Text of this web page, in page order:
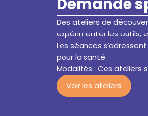
Demande
Des ateliers de
expérimenter les outils,
Les séances
pour la santé.
Modalités : Ces ateliers
Voir les ateliers